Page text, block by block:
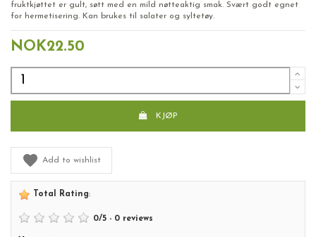
fruktkjøttet er gult, søtt med en mild nøtteaktig smak. Svært godt egnet
for hermetisering. Kan brukes til salater og syltetøy.
NOK22.50
KJØP
Add to wishlist
Total Rating:
0/5 - 0 reviews